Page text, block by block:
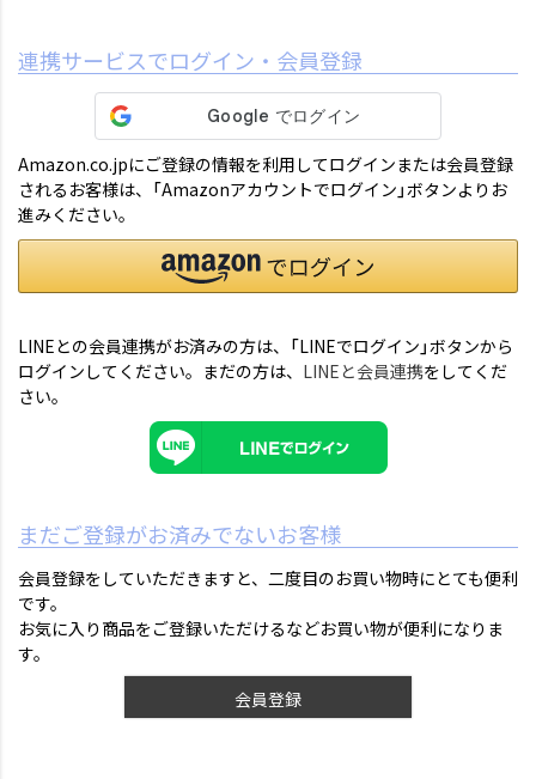
連携サービスでログイン・会員登録
Amazon.co.jpにご登録の情報を利用してログインまたは会員登録
されるお客様は、「Amazonアカウントでログイン」ボタンよりお
進みください。
LINEとの会員連携がお済みの方は、「LINEでログイン」ボタンから
ログインしてください。まだの方は、 LINEと会員連携をしてくだ
さい。
まだご登録がお済みでないお客様
会員登録をしていただきますと、二度目のお買い物時にとても便利
です。
お気に入り商品をご登録いただけるなどお買い物が便利になりま
す。
会員登録